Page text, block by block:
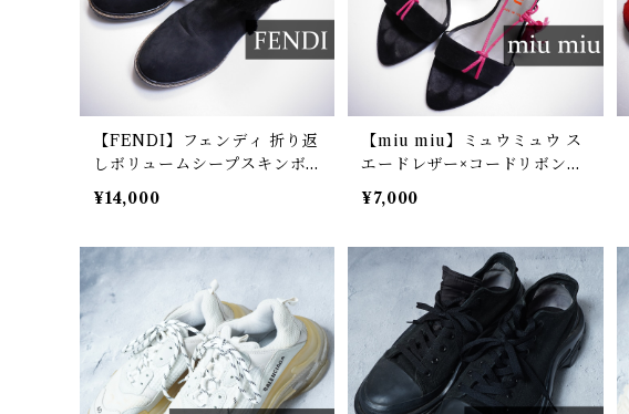
【FENDI】フェンディ 折り返
しボリュームシープスキンボ
ア使い ヌバックレザーショー
トブーツ black
¥14,000
【miu miu】ミュウミュウ ス
エードレザー×コードリボン・
タッセルアンクルストラップ
ヒールパンプス 36 1/2 navy×
¥7,000